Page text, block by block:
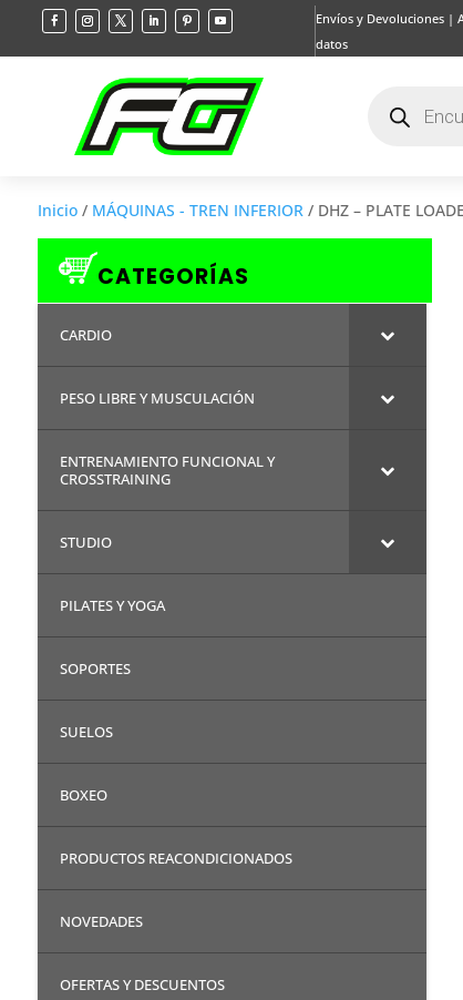
Envíos y Devoluciones|
datos
productos
Inicio/ MÁQUINAS - TREN INFERIOR/ DHZ – PLATE
CATEGORÍAS
CARDIO
PESO LIBRE Y MUSCULACIÓN
ENTRENAMIENTO FUNCIONAL Y
CROSSTRAINING
STUDIO
PILATES Y YOGA
SOPORTES
SUELOS
BOXEO
PRODUCTOS REACONDICIONADOS
NOVEDADES
OFERTAS Y DESCUENTOS